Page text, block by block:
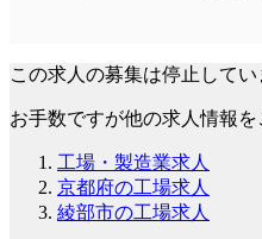
この求人の募集は停止してい
お手数ですが他の求人情報を
工場・製造業求人
京都府の工場求人
綾部市の工場求人